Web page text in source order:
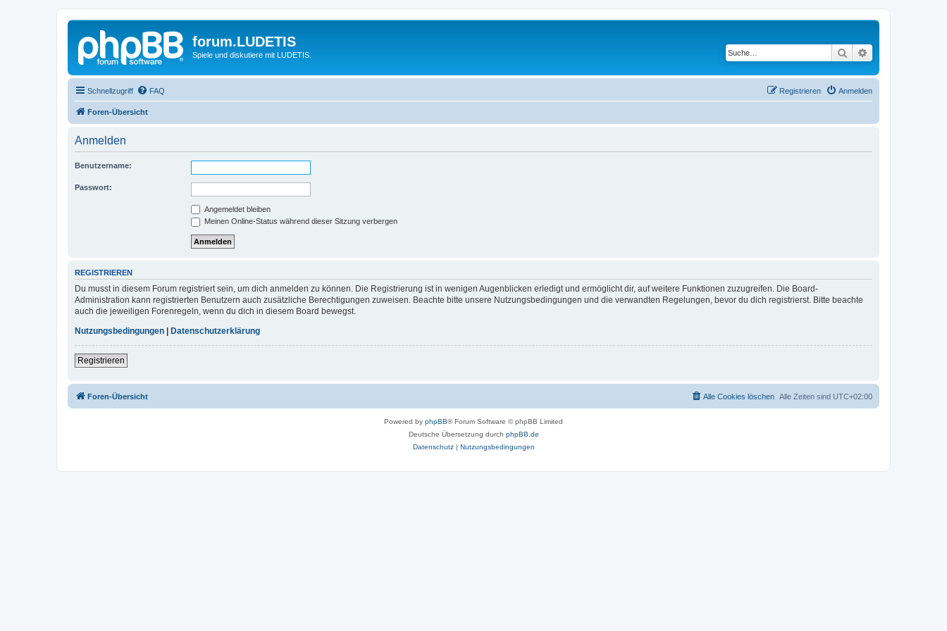
forum.LUDETIS
Spiele und diskutiere mit LUDETIS. Suche
Schnellzugriff FAQ Anmelden
Registrieren
Foren-Übersicht
Anmelden
Benutzername:
Passwort:
Angemeldet bleiben
Meinen Online-Status während dieser Sitzung verbergen
REGISTRIEREN
Du musst in diesem Forum registriert sein, um dich anmelden zu können. Die Registrierung ist in wenigen Augenblicken erledigt und ermöglicht dir, auf weitere Funktionen zuzugreifen. Die Board-
Administration kann registrierten Benutzern auch zusätzliche Berechtigungen zuweisen. Beachte bitte unsere Nutzungsbedingungen und die verwandten Regelungen, bevor du dich registrierst. Bitte beachte
auch die jeweiligen Forenregeln, wenn du dich in diesem Board bewegst.
Nutzungsbedingungen
Datenschutzerklärung
Registrieren
Foren-Übersicht Alle Zeiten sind UTC+02:00
Alle Cookies löschen
Powered by phpBB® Forum Software © phpBB Limited
Deutsche Übersetzung durch phpBB.de
Datenschutz| Nutzungsbedingungen